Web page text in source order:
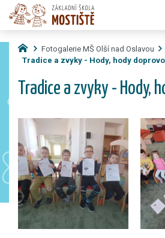
Fotogalerie MŠ Olší nad Oslavou
Tradice a zvyky - Hody, hody
Tradice a zvyky - Hody,